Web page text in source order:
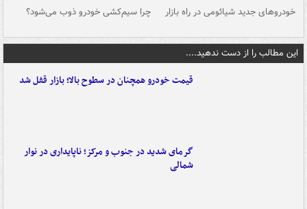
خودروهای جدید شیائومی در راه بازار چرا سیم‌کشی خودرو ذوب می‌شود؟
این مطالب را از دست ندهید....
قیمت خودرو همچنان در سطوح بالا؛ بازار قفل شد
گرمای شدید در جنوب و مرکز؛ ناپایداری در نوار
شمالی